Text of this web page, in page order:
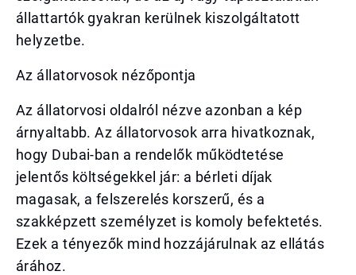
állattartók gyakran kerülnek kiszolgáltatott
helyzetbe.
Az állatorvosok nézőpontja
Az állatorvosi oldalról nézve azonban a kép
árnyaltabb. Az állatorvosok arra hivatkoznak,
hogy Dubai-ban a rendelők működtetése
jelentős költségekkel jár: a bérleti díjak
magasak, a felszerelés korszerű, és a
szakképzett személyzet is komoly befektetés.
Ezek a tényezők mind hozzájárulnak az ellátás
árához.